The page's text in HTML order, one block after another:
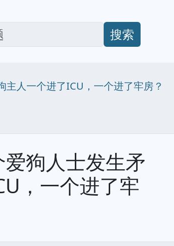
搜索
人一个进了ICU，一个进了牢房？
狗人士发生矛
，一个进了牢